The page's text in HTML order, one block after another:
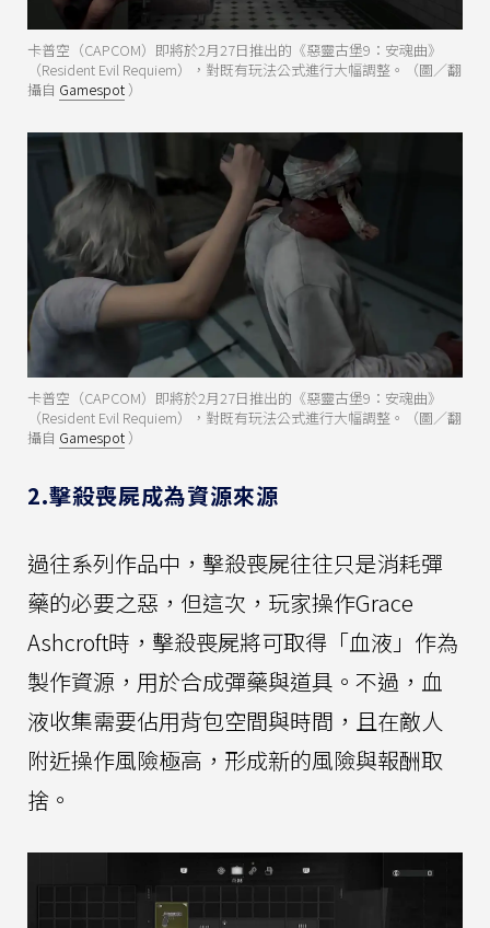
卡普空（CAPCOM）即將於2月27日推出的《惡靈古堡9：安魂曲》
（Resident Evil Requiem），對既有玩法公式進行大幅調整。（圖／翻
攝自 Gamespot ）
卡普空（CAPCOM）即將於2月27日推出的《惡靈古堡9：安魂曲》
（Resident Evil Requiem），對既有玩法公式進行大幅調整。（圖／翻
攝自 Gamespot ）
2.擊殺喪屍成為資源來源
過往系列作品中，擊殺喪屍往往只是消耗彈
藥的必要之惡，但這次，玩家操作Grace
Ashcroft時，擊殺喪屍將可取得「血液」作為
製作資源，用於合成彈藥與道具。不過，血
液收集需要佔用背包空間與時間，且在敵人
附近操作風險極高，形成新的風險與報酬取
捨。